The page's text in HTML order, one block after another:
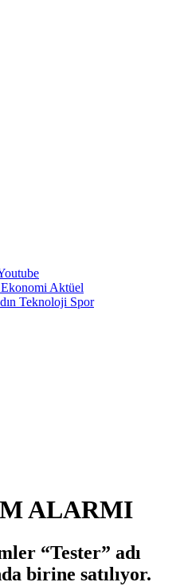
Ekonomi Aktüel
Teknoloji Spor
ALARMI
“Tester” adı
birine satılıyor.